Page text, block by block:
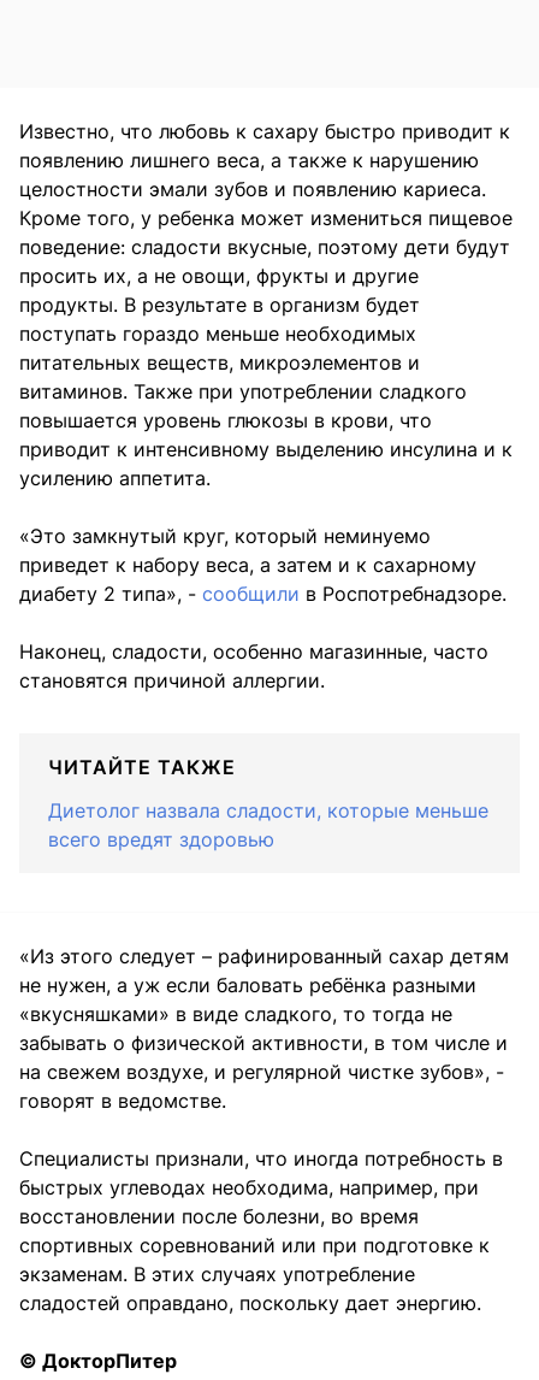
Известно, что любовь к сахару быстро приводит к
появлению лишнего веса, а также к нарушению
целостности эмали зубов и появлению кариеса.
Кроме того, у ребенка может измениться пищевое
поведение: сладости вкусные, поэтому дети будут
просить их, а не овощи, фрукты и другие
продукты. В результате в организм будет
поступать гораздо меньше необходимых
питательных веществ, микроэлементов и
витаминов. Также при употреблении сладкого
повышается уровень глюкозы в крови, что
приводит к интенсивному выделению инсулина и к
усилению аппетита.
«Это замкнутый круг, который неминуемо
приведет к набору веса, а затем и к сахарному
диабету 2 типа», - сообщили в Роспотребнадзоре.
Наконец, сладости, особенно магазинные, часто
становятся причиной аллергии.
ЧИТАЙТЕ ТАКЖЕ
Диетолог назвала сладости, которые меньше
всего вредят здоровью
«Из этого следует – рафинированный сахар детям
не нужен, а уж если баловать ребёнка разными
«вкусняшками» в виде сладкого, то тогда не
забывать о физической активности, в том числе и
на свежем воздухе, и регулярной чистке зубов», -
говорят в ведомстве.
Специалисты признали, что иногда потребность в
быстрых углеводах необходима, например, при
восстановлении после болезни, во время
спортивных соревнований или при подготовке к
экзаменам. В этих случаях употребление
сладостей оправдано, поскольку дает энергию.
© ДокторПитер